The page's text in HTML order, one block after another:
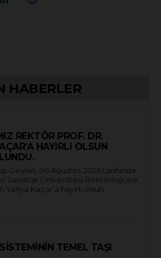
HABERLER
REKTÖR PROF. DR.
HAYIRLI OLSUN
Geylan, 06 Ağustos 2026 tarihinde
Sanatlar Üniversitesi Rektörlüğüne
Kaçar’a hayırlı olsun
TEMEL TAŞI